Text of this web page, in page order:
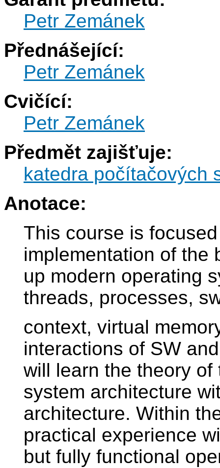
Petr Zemánek
Přednášející:
Petr Zemánek
Cvičící:
Petr Zemánek
Předmět zajišťuje:
katedra počítačových
Anotace:
This course is
implementation of the
up modern operating
threads, processes,
context, virtual
interactions of SW
will learn the theory
system architecture
architecture. Within
practical experience
but fully functional